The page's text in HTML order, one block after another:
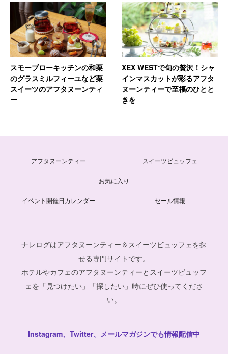
スモーブローキッチンの和栗
のグラスミルフィーユなど栗
スイーツのアフタヌーンティ
ー
XEX WESTで旬の贅沢！シャ
インマスカットが彩るアフタ
ヌーンティーで至福のひとと
きを
アフタヌーンティー スイーツビュッフェ
お気に入り
イベント開催日カレンダー セール情報
ナレログはアフタヌーンティー＆スイーツビュッフェを探
せる専門サイトです。
ホテルやカフェのアフタヌーンティーとスイーツビュッフ
ェを「見つけたい」「探したい」時にぜひ使ってくださ
い。
Instagram、Twitter、メールマガジンでも情報配信中